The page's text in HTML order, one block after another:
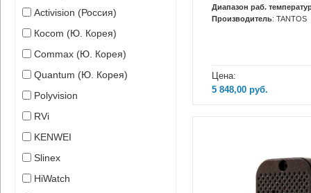
Activision (Россия)
Кocom (Ю. Корея)
Сommax (Ю. Корея)
Quantum (Ю. Корея)
Polyvision
RVi
KENWEI
Slinex
HiWatch
Диапазон раб.
Производитель: TANTOS
Цена:
5 848,00 руб.